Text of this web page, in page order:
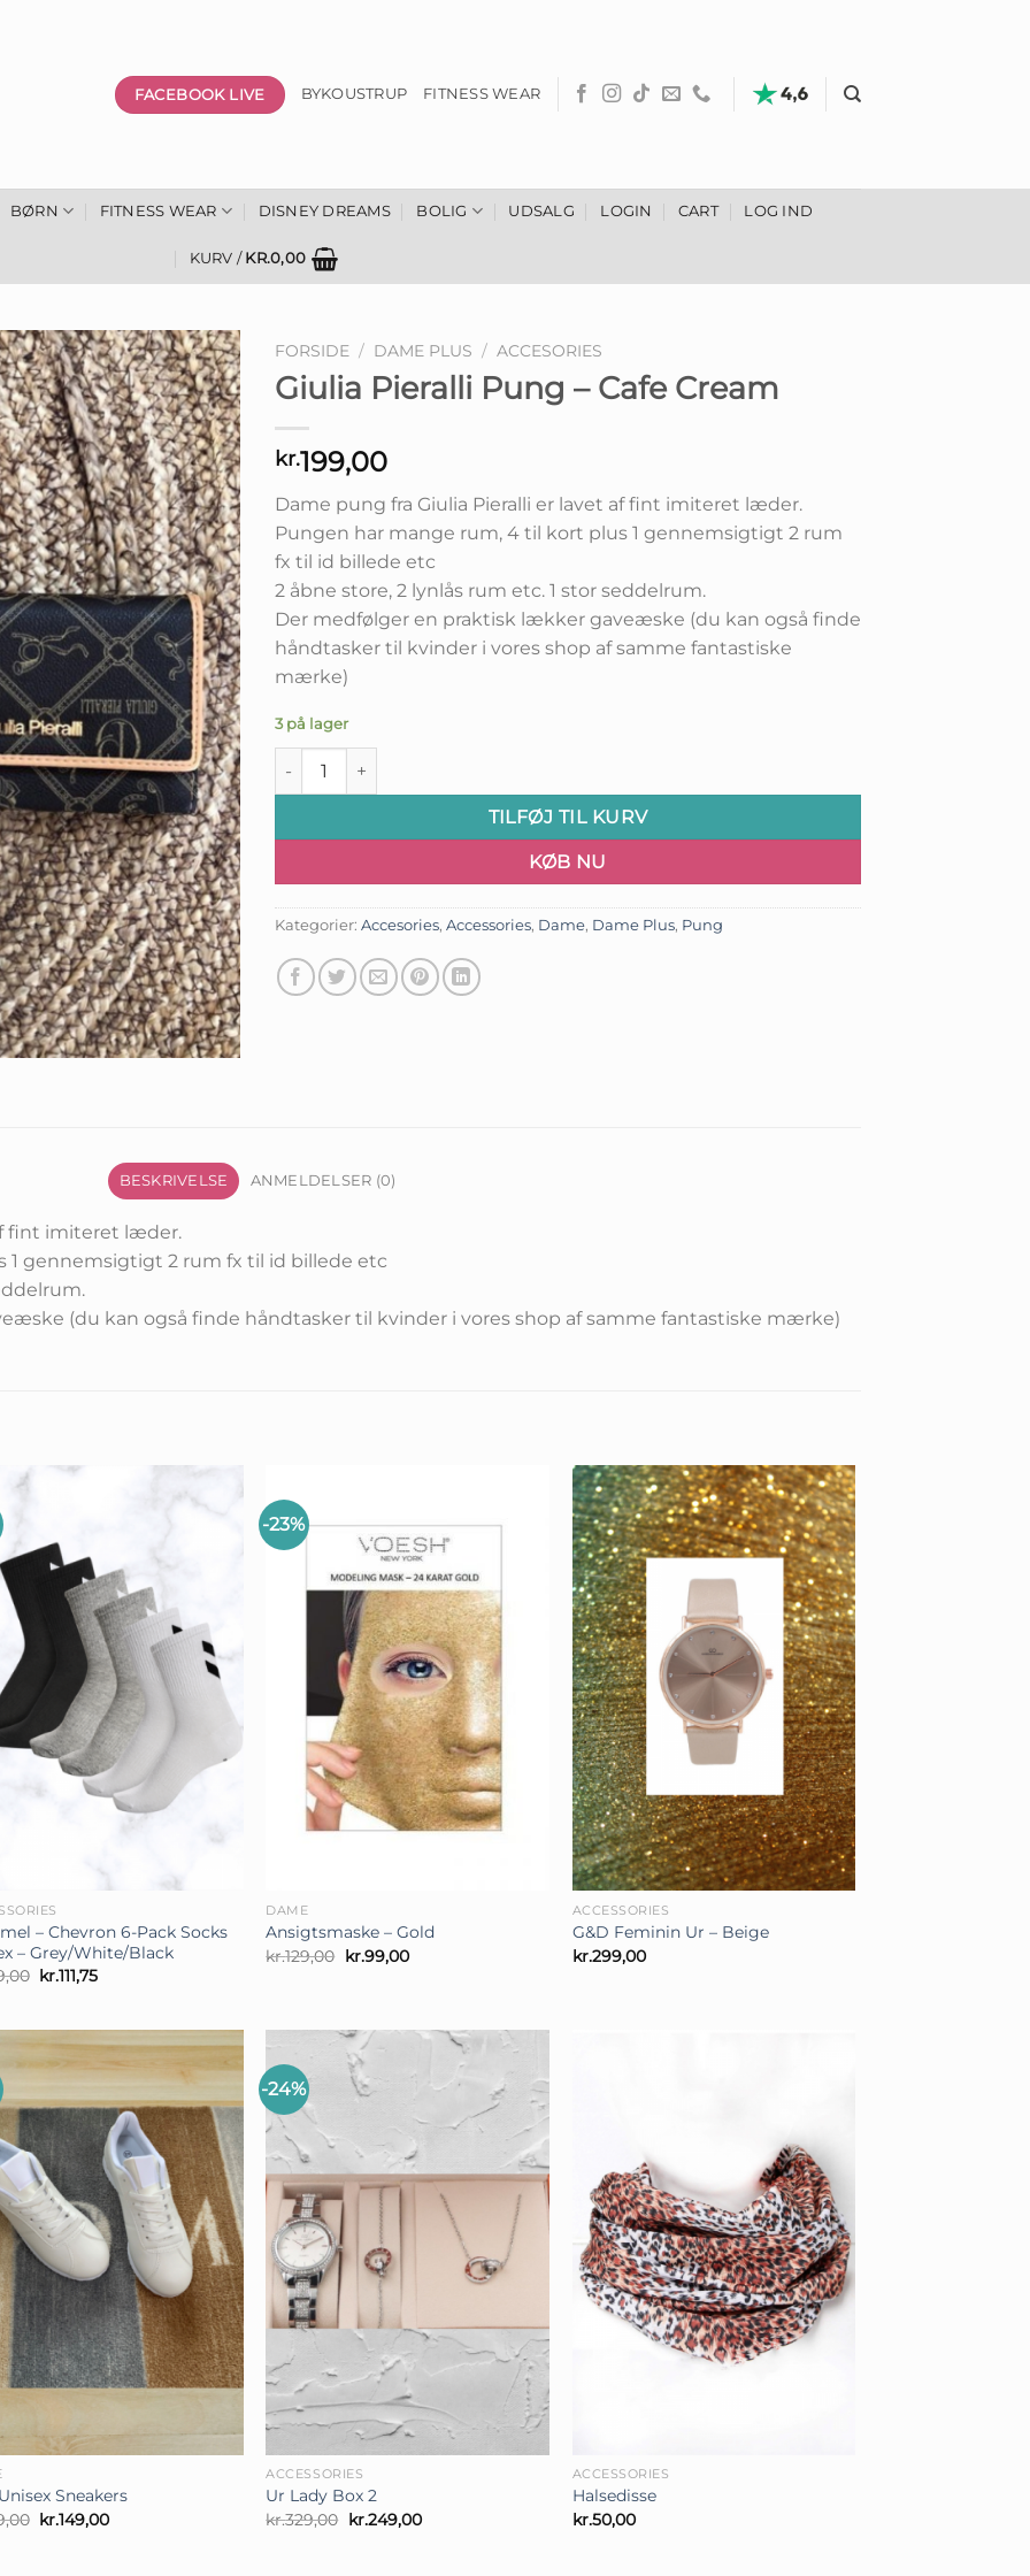
FACEBOOK LIVE BYKOUSTRUP FITNESS WEAR
BØRN FITNESS WEAR DISNEY DREAMS BOLIG UDSALG LOGIN CART LOG IND
KURV / KR.0,00
FORSIDE / DAME PLUS / ACCESORIES
Giulia Pieralli Pung – Cafe Cream
kr.199,00
Dame pung fra Giulia Pieralli er lavet af fint imiteret læder.
Pungen har mange rum, 4 til kort plus 1 gennemsigtigt 2 rum
fx til id billede etc
2 åbne store, 2 lynlås rum etc. 1 stor seddelrum.
Der medfølger en praktisk lækker gaveæske (du kan også finde
håndtasker til kvinder i vores shop af samme fantastiske
mærke)
3 på lager
Giulia Pieralli Pung - Cafe Cream antal
TILFØJ TIL KURV
KØB NU
Kategorier: Accesories, Accessories, Dame, Dame Plus, Pung
BESKRIVELSE ANMELDELSER (0)
fint imiteret læder.
gennemsigtigt 2 rum fx til id billede etc
(du kan også finde håndtasker til kvinder i vores shop af samme fantastiske mærke)
– Chevron 6-Pack Socks
– Grey/White/Black
Den
oprindelige
kr.149,00.
kr.111,75Den
-23%
DAME
Ansigtsmaske – Gold
kr.129,00 Den
oprindelige
kr.99,00Den
+
ACCESSORIES
G&D Feminin Ur – Beige
kr.299,00
Sneakers
Den
oprindelige
kr.149,00Den
-24%
ACCESSORIES
Ur Lady Box 2
kr.329,00 Den
oprindelige
kr.249,00Den
ACCESSORIES
Halsedisse
kr.50,00